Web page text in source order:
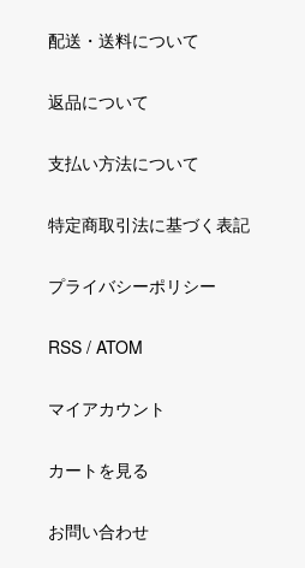
配送・送料について
返品について
支払い方法について
特定商取引法に基づく表記
プライバシーポリシー
RSS / ATOM
マイアカウント
カートを見る
お問い合わせ